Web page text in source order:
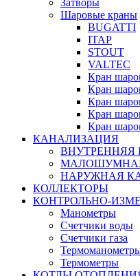
Затворы
Шаровые краны
BUGATTI
ITAP
STOUT
VALTEC
Кран
Кран
Кран
Кран
Кран
КАНАЛИЗАЦИЯ
ВНУТРЕННЯЯ
НАРУЖНАЯ
КОЛЛЕКТОРЫ
КОНТРОЛЬНО-
Манометры
Счетчики воды
Счетчики газа
Термометры